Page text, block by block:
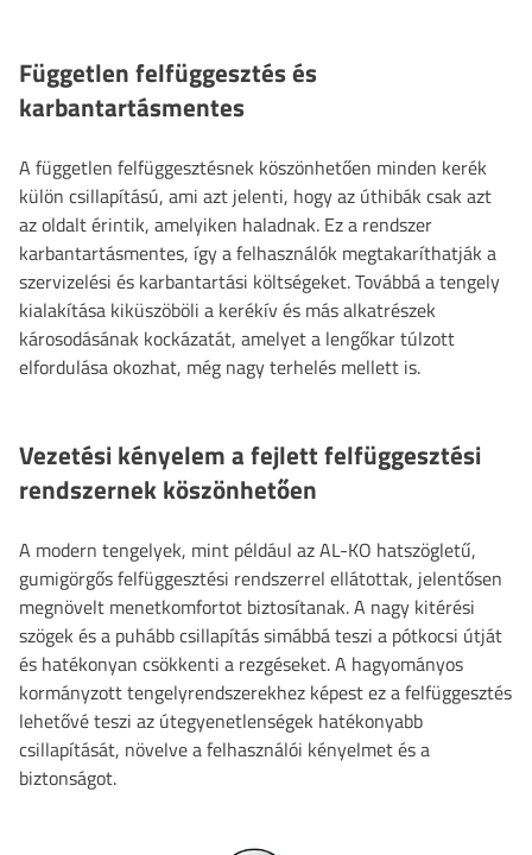
Független felfüggesztés és
karbantartásmentes
A független felfüggesztésnek köszönhetően minden kerék
külön csillapítású, ami azt jelenti, hogy az úthibák csak azt
az oldalt érintik, amelyiken haladnak. Ez a rendszer
karbantartásmentes, így a felhasználók megtakaríthatják a
szervizelési és karbantartási költségeket. Továbbá a tengely
kialakítása kiküszöböli a kerékív és más alkatrészek
károsodásának kockázatát, amelyet a lengőkar túlzott
elfordulása okozhat, még nagy terhelés mellett is.
Vezetési kényelem a fejlett felfüggesztési
rendszernek köszönhetően
A modern tengelyek, mint például az AL-KO hatszögletű,
gumigörgős felfüggesztési rendszerrel ellátottak, jelentősen
megnövelt menetkomfortot biztosítanak. A nagy kitérési
szögek és a puhább csillapítás simábbá teszi a pótkocsi útját
és hatékonyan csökkenti a rezgéseket. A hagyományos
kormányzott tengelyrendszerekhez képest ez a felfüggesztés
lehetővé teszi az útegyenetlenségek hatékonyabb
csillapítását, növelve a felhasználói kényelmet és a
biztonságot.